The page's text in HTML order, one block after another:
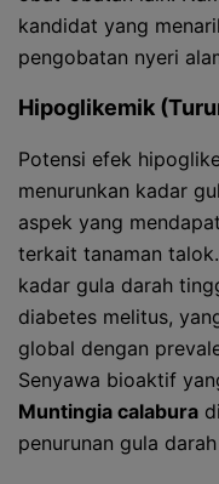
kandidat yang
pengobatan nyeri
Hipoglikemik
Potensi efek
menurunkan kadar
aspek yang
terkait tanaman
kadar gula darah
diabetes melitus,
global dengan
Senyawa bioaktif
Muntingia calabura
penurunan gula